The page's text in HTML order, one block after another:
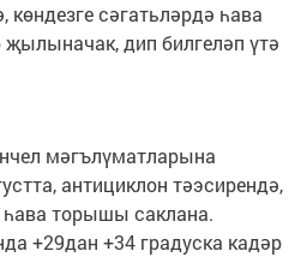
көндезге сәгатьләрдә һава
җылыначак, дип билгеләп үтә
мәгълүматларына
антициклон тәэсирендә,
торышы саклана.
+29дан +34 градуска кадәр